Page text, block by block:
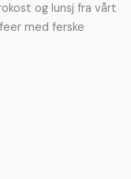
og lunsj fra vårt
med ferske